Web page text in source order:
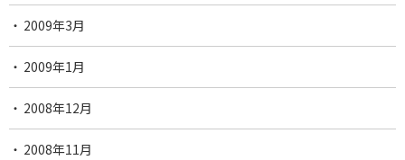
2009年3月
2009年1月
2008年12月
2008年11月